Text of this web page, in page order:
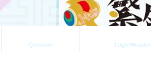
Question Logo/Header